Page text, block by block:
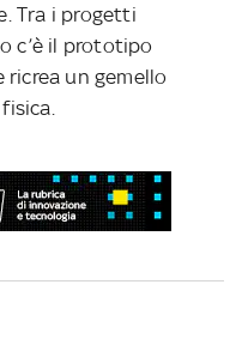
Tra i progetti
c’è il prototipo
ricrea un gemello